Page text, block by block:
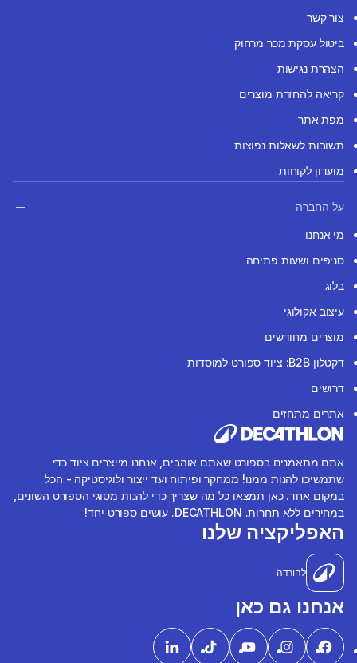
צור קשר
ביטול עסקת מכר מרחוק
הצהרת נגישות
קריאה להחזרת מוצרים
מפת אתר
תשובות לשאלות נפוצות
מועדון לקוחות
על החברה
מי אנחנו
סניפים ושעות פתיחה
בלוג
עיצוב אקולוגי
מוצרים מחודשים
דקטלון B2B: ציוד ספורט למוסדות
דרושים
אתרים מתחזים
אתם מתאמנים בספורט שאתם אוהבים, אנחנו מייצרים ציוד כדי
שתמשיכו להנות ממנו! ממחקר ופיתוח ועד ייצור ולוגיסטיקה - הכל
במקום אחד. כאן תמצאו כל מה שצריך כדי להנות מסוגי הספורט השונים,
במחירים ללא תחרות. DECATHLON. עושים ספורט יחד!
האפליקציה שלנו
להורדה
אנחנו גם כאן